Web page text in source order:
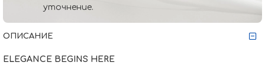
уточнение.
ОПИСАНИЕ
ELEGANCE BEGINS HERE